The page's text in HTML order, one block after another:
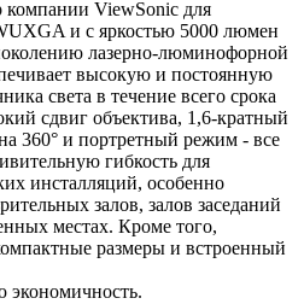
компании ViewSonic для
и с яркостью 5000 люмен
лазерно-люминофорной
высокую и постоянную
света в течение всего срока
сдвиг объектива, 1,6-кратный
360° и портретный режим - все
гибкость для
инсталляций, особенно
залов, залов заседаний
местах. Кроме того,
размеры и встроенный
.